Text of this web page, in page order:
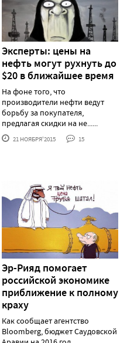
Эксперты: цены на
нефть могут рухнуть до
$20 в ближайшее время
На фоне того, что
производители нефти ведут
борьбу за покупателя,
предлагая скидки на не......
21 НОЯБРЯ'2015 15
Эр-Рияд помогает
российской экономике
приближение к полному
краху
Как сообщает агентство
Bloomberg, бюджет Саудовской